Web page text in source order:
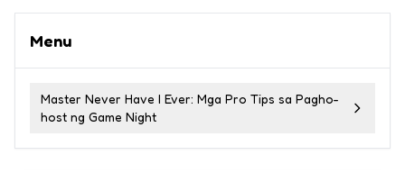
Menu
Master Never Have I Ever: Mga Pro Tips sa Pagho-
host ng Game Night